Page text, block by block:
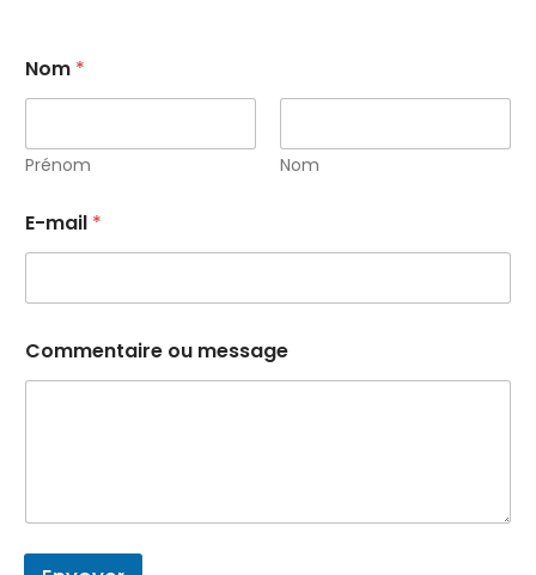
Nom *
Prénom Nom
E-mail *
Commentaire ou message